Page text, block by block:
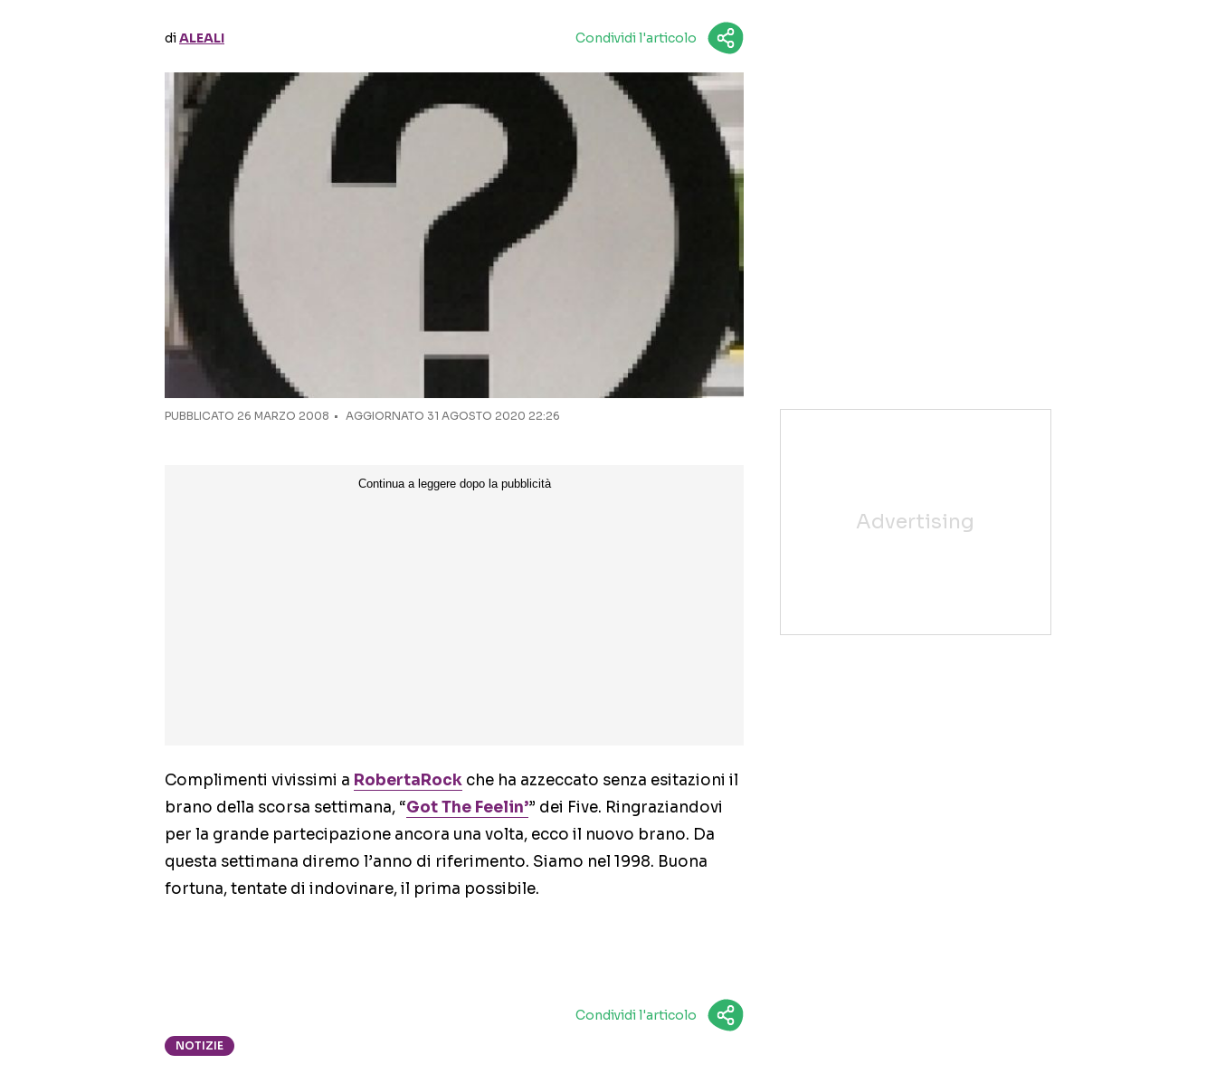
diALEALI Condividi l'articolo
PUBBLICATO 26 MARZO 2008 AGGIORNATO 31 AGOSTO 2020 22:26
Complimenti vivissimi a RobertaRock che ha azzeccato senza esitazioni il
brano della scorsa settimana, “Got The Feelin’” dei Five. Ringraziandovi
per la grande partecipazione ancora una volta, ecco il nuovo brano. Da
questa settimana diremo l’anno di riferimento. Siamo nel 1998. Buona
fortuna, tentate di indovinare, il prima possibile.
Condividi l'articolo
NOTIZIE